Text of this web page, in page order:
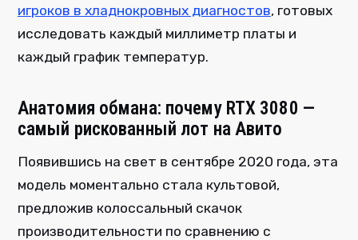
игроков в хладнокровных диагностов, готовых
исследовать каждый миллиметр платы и
каждый график температур.
Анатомия обмана: почему RTX 3080 —
самый рискованный лот на Авито
Появившись на свет в сентябре 2020 года, эта
модель моментально стала культовой,
предложив колоссальный скачок
производительности по сравнению с